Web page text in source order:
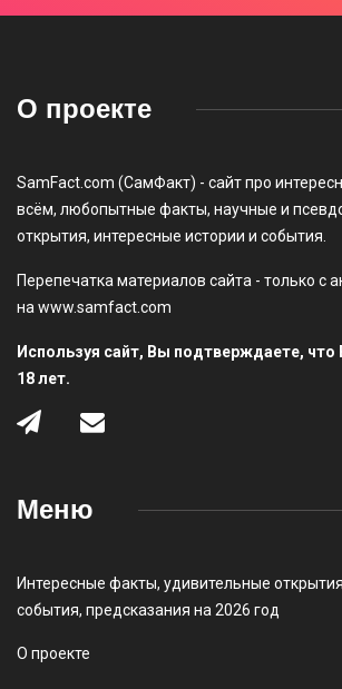
О проекте
SamFact.com (СамФакт) - сайт про
всём, любопытные факты, научные и
открытия, интересные истории и события.
Перепечатка материалов сайта - только с
на www.samfact.com
Используя сайт, Вы подтверждаете,
18 лет.
Меню
Интересные факты, удивительные открытия
события, предсказания на 2026 год
О проекте